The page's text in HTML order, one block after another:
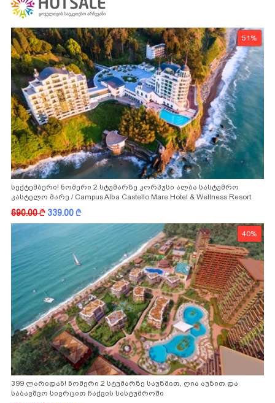
51%
სექტემბერი! ნომერი 2 სტუმარზე კორპუსი ალბა სასტუმრო
კასტელო მარე / Campus Alba Castello Mare Hotel & Wellness Resort
-სგან!
690.00k 339.00k
40%
399 ლარიდან! ნომერი 2 სტუმარზე საუზმით, ღია აუზით და
საბავშვო სივრცით ჩაქვის სასტუმროში